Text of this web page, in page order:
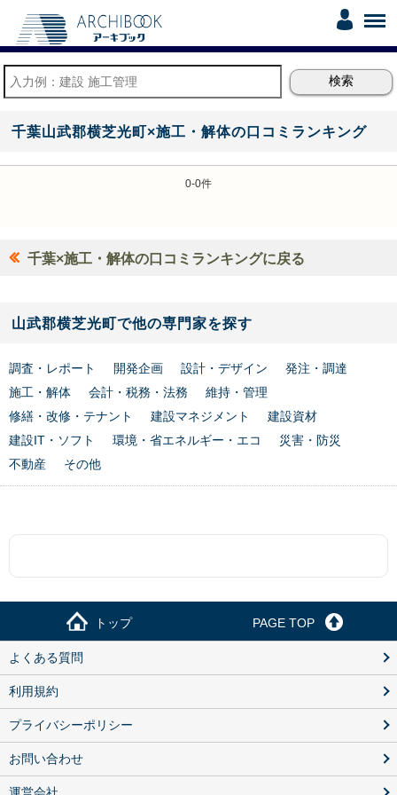
千葉山武郡横芝光町×施工・解体の口コミランキング
0-0件
千葉×施工・解体の口コミランキングに戻る
山武郡横芝光町で他の専門家を探す
調査・レポート 開発企画 設計・デザイン
発注・調達
施工・解体
会計・税務・法務
維持・管理
修繕・改修・テナント
建設マネジメント
建設資材
建設IT・ソフト
環境・省エネルギー・エコ
災害・防災
不動産
その他
トップ PAGE TOP
よくある質問
利用規約
プライバシーポリシー
お問い合わせ
運営会社